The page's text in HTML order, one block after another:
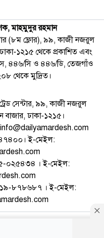
মাহমুদুর রহমান
(৮ম ফ্লোর), ৯৯, কাজী নজরুল
১২১৫ থেকে প্রকাশিত এবং
৪৪৬/সি ও ৪৪৬/ডি, তেজগাঁও
থেকে মুদ্রিত।
সেন্টার, ৯৯, কাজী নজরুল
বাজার, ঢাকা-১২১৫।
ই-মেইল:
০২৫৪৩৪ । ই-মেইল:
৮৭৮৬৮৭ । ই-মেইল: